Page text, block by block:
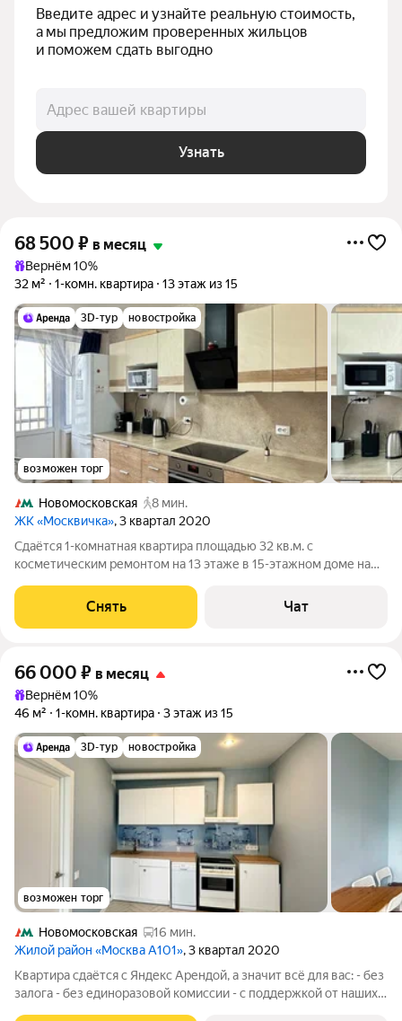
Введите адрес и узнайте реальную стоимость,
а мы предложим проверенных жильцов
и поможем сдать выгодно
Адрес вашей квартиры
Узнать
68 500 ₽ в месяц
Вернём 10%
32 м²
1-комн. квартира 13 этаж из 15
3D-тур новостройка
возможен торг
Новомосковская
8 мин.
ЖК «Москвичка», 3 квартал 2020
Сдаётся 1-комнатная квартира площадью 32 кв.м. с
косметическим ремонтом на 13 этаже в 15-этажном доме на
Стиральная машина Холодильник Посудомоечная машина
Снять Чат
66 000 ₽ в месяц
Вернём 10%
46 м²
1-комн. квартира 3 этаж из 15
3D-тур новостройка
возможен торг
Новомосковская
16 мин.
Жилой район «Москва А101», 3 квартал 2020
Квартира сдаётся с Яндекс Арендой, а значит всё для вас: - без
залога - без единоразовой комиссии - с поддержкой от наших